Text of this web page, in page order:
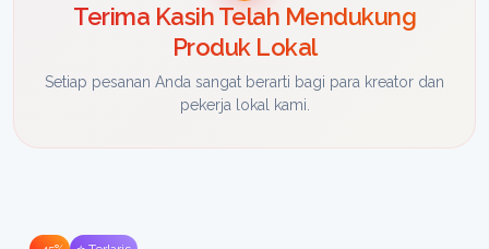
Terima Kasih Telah Mendukung
Produk Lokal
Setiap pesanan Anda sangat berarti bagi para kreator dan
pekerja lokal kami.